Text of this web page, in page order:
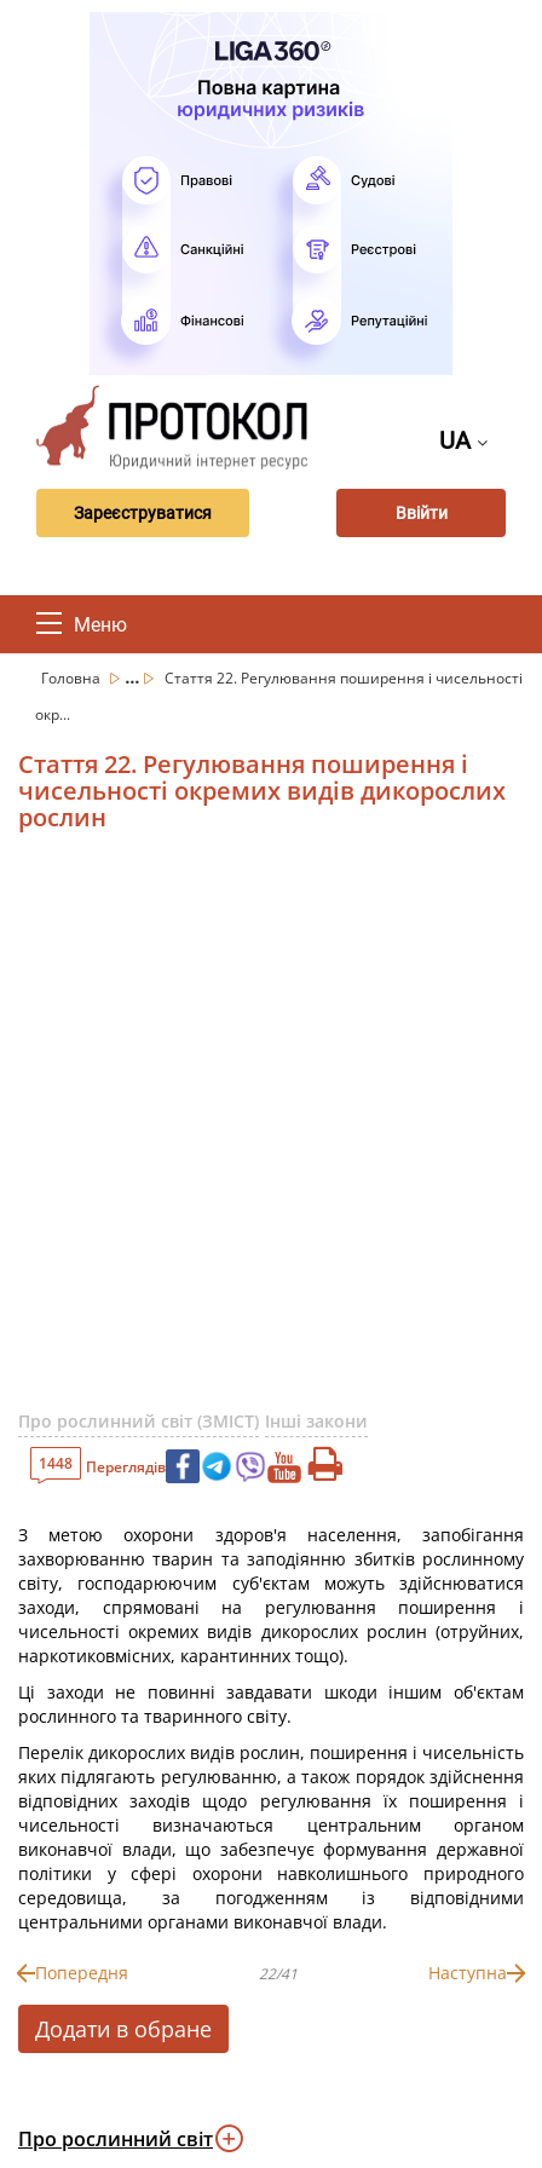
UA
Зареєструватися Ввійти
Меню
Головна ...
Стаття 22. Регулювання поширення і чисельності
окр...
Стаття 22. Регулювання поширення і
чисельності окремих видів дикорослих
рослин
Про рослинний світ (ЗМІСТ) Інші закони
1448 Переглядів
З метою охорони здоров'я населення, запобігання
захворюванню тварин та заподіянню збитків рослинному
світу, господарюючим суб'єктам можуть здійснюватися
заходи, спрямовані на регулювання поширення і
чисельності окремих видів дикорослих рослин (отруйних,
наркотиковмісних, карантинних тощо).
Ці заходи не повинні завдавати шкоди іншим об'єктам
рослинного та тваринного світу.
Перелік дикорослих видів рослин, поширення і чисельність
яких підлягають регулюванню, а також порядок здійснення
відповідних заходів щодо регулювання їх поширення і
чисельності визначаються центральним органом
виконавчої влади, що забезпечує формування державної
політики у сфері охорони навколишнього природного
середовища, за погодженням із відповідними
центральними органами виконавчої влади.
Попередня 22/41 Наступна
Додати в обране
Про рослинний світ